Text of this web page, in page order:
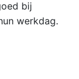
bij
werkdag.